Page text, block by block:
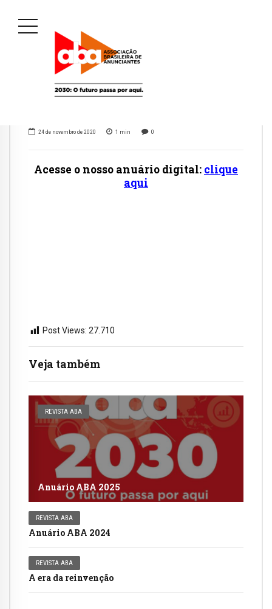
Veja também
REVISTA ABA
Anuário ABA 2025
REVISTA ABA
Anuário ABA 2024
REVISTA ABA
A era da reinvenção
24 de novembro de 2020 1 min 0
Acesse o nosso anuário digital: clique
aqui
Post Views: 27.710